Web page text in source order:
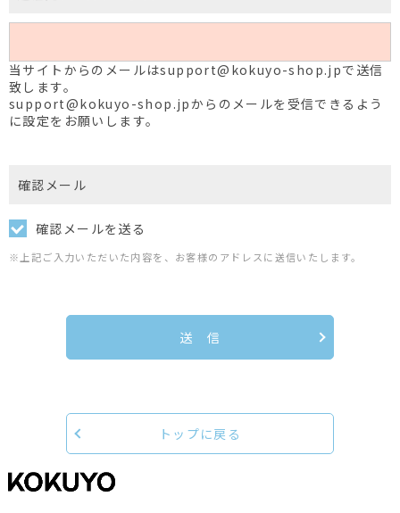
当サイトからのメールはsupport@kokuyo-shop.jpで送信
致します。
support@kokuyo-shop.jpからのメールを受信できるよう
に設定をお願いします。
確認メール
確認メールを送る
※上記ご入力いただいた内容を、お客様のアドレスに送信いたします。
送 信
トップに戻る